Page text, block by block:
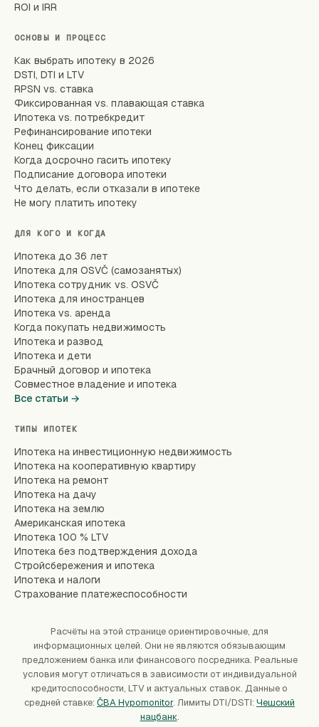
ROI и IRR
ОСНОВЫ И ПРОЦЕСС
Как выбрать ипотеку в 2026
DSTI, DTI и LTV
RPSN vs. ставка
Фиксированная vs. плавающая ставка
Ипотека vs. потребкредит
Рефинансирование ипотеки
Конец фиксации
Когда досрочно гасить ипотеку
Подписание договора ипотеки
Что делать, если отказали в ипотеке
Не могу платить ипотеку
ДЛЯ КОГО И КОГДА
Ипотека до 36 лет
Ипотека для OSVČ (самозанятых)
Ипотека сотрудник vs. OSVČ
Ипотека для иностранцев
Ипотека vs. аренда
Когда покупать недвижимость
Ипотека и развод
Ипотека и дети
Брачный договор и ипотека
Совместное владение и ипотека
Все статьи →
ТИПЫ ИПОТЕК
Ипотека на инвестиционную недвижимость
Ипотека на кооперативную квартиру
Ипотека на ремонт
Ипотека на дачу
Ипотека на землю
Американская ипотека
Ипотека 100 % LTV
Ипотека без подтверждения дохода
Стройсбережения и ипотека
Ипотека и налоги
Страхование платежеспособности
Расчёты на этой странице ориентировочные, для
информационных целей. Они не являются обязывающим
предложением банка или финансового посредника. Реальные
условия могут отличаться в зависимости от индивидуальной
кредитоспособности, LTV и актуальных ставок. Данные о
средней ставке: ČBA Hypomonitor. Лимиты DTI/DSTI: Чешский
нацбанк.